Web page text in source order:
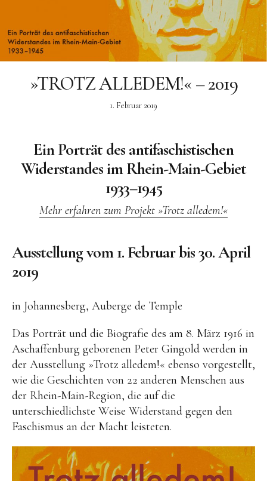
Bücher
Bestellungen
Werke
Ölgemälde
Radierung
Grafik
Siebdruck
Keramik
Zeichnung
Presse
Video
Kontakt
HEADLINE
»TROTZ ALLEDEM!« – 2019
1. Februar 2019
Ein Porträt des antifaschistischen
Widerstandes im Rhein-Main-Gebiet
1933–1945
Mehr erfahren zum Projekt »Trotz alledem!«
Ausstellung vom 1. Februar bis 30. April
2019
in Johannesberg, Auberge de Temple
Das Porträt und die Biografie des am 8. März 1916 in
Aschaffenburg geborenen Peter Gingold werden in
der Ausstellung »Trotz alledem!« ebenso vorgestellt,
wie die Geschichten von 22 anderen Menschen aus
der Rhein-Main-Region, die auf die
unterschiedlichste Weise Widerstand gegen den
Faschismus an der Macht leisteten.